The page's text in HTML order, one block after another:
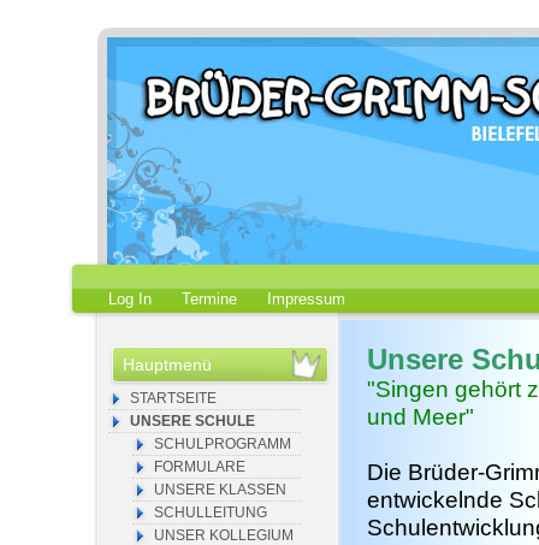
Log In Termine Impressum
Hauptmenü
STARTSEITE
UNSERE SCHULE
SCHULPROGRAMM
FORMULARE
UNSERE KLASSEN
SCHULLEITUNG
UNSER KOLLEGIUM
Unsere
"Singen gehört
und Meer"
Die Brüder-
entwickelnde